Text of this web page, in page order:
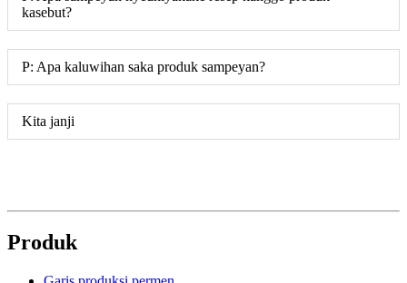
kasebut?
P: Apa kaluwihan saka produk sampeyan?
Kita janji
Produk